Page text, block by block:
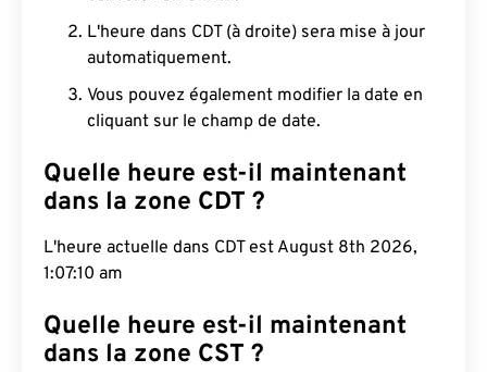
L'heure dans CDT (à droite) sera mise à jour
automatiquement.
Vous pouvez également modifier la date en
cliquant sur le champ de date.
Quelle heure est-il maintenant
dans la zone CDT ?
L'heure actuelle dans CDT est August 8th 2026,
1:07:11 am
Quelle heure est-il maintenant
dans la zone CST ?